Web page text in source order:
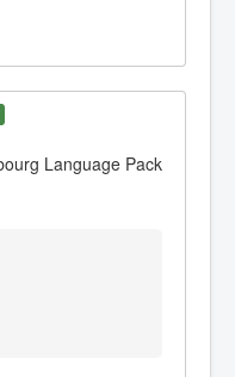
Language Pack